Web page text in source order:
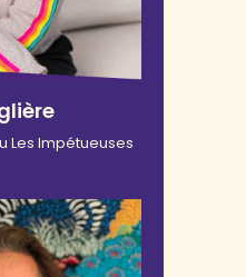
Les Impétueuses